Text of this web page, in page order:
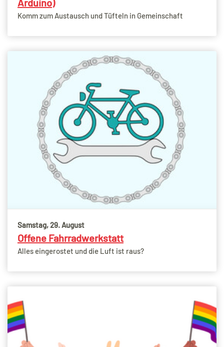
Arduino)
Komm zum Austausch und Tüfteln in Gemeinschaft
Samstag, 29. August
Offene Fahrradwerkstatt
Alles eingerostet und die Luft ist raus?